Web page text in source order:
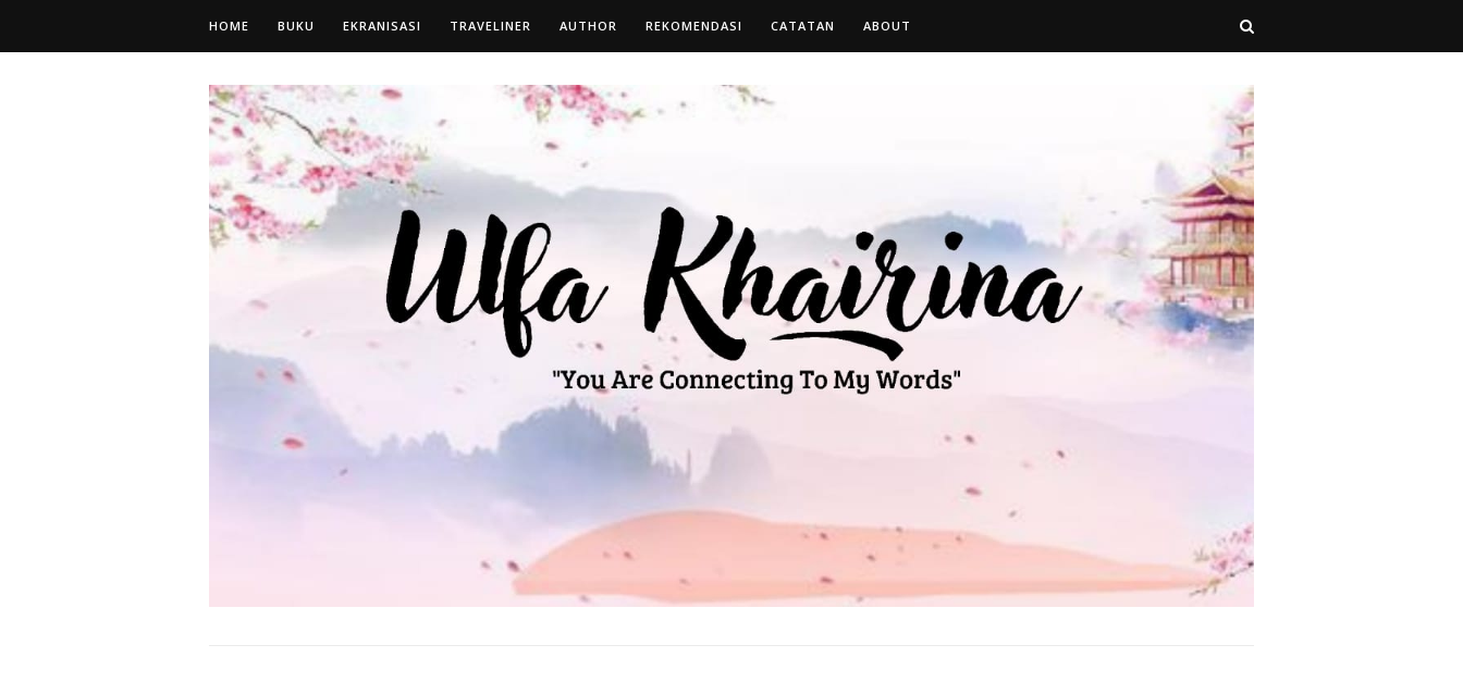
HOME BUKU EKRANISASI TRAVELINER AUTHOR REKOMENDASI CATATAN ABOUT